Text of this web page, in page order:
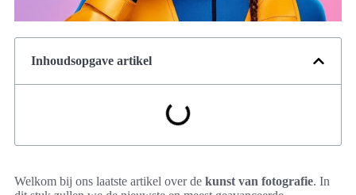
Inhoudsopgave artikel
Welkom bij ons laatste artikel over de kunst van fotografie. In